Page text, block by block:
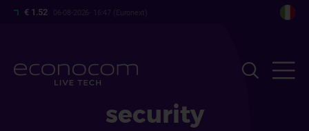
Salta
principale
€ 1.52 06-08-2026- 16:47 (Euronext)
security